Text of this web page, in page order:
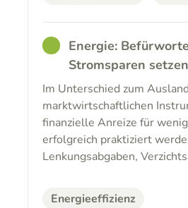
GOODEnergie:
Stromsparen
Im Unterschied zum
marktwirtschaftlichen
finanzielle Anreize für
erfolgreich praktiziert
Lenkungsabgaben,
Energieeffizienz